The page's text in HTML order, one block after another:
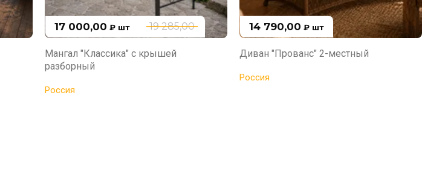
19 285,00
17 000,00 ₽ шт
Мангал "Классика" с крышей
разборный
Россия
14 790,00 ₽ шт
Диван "Прованс" 2-местный
Россия